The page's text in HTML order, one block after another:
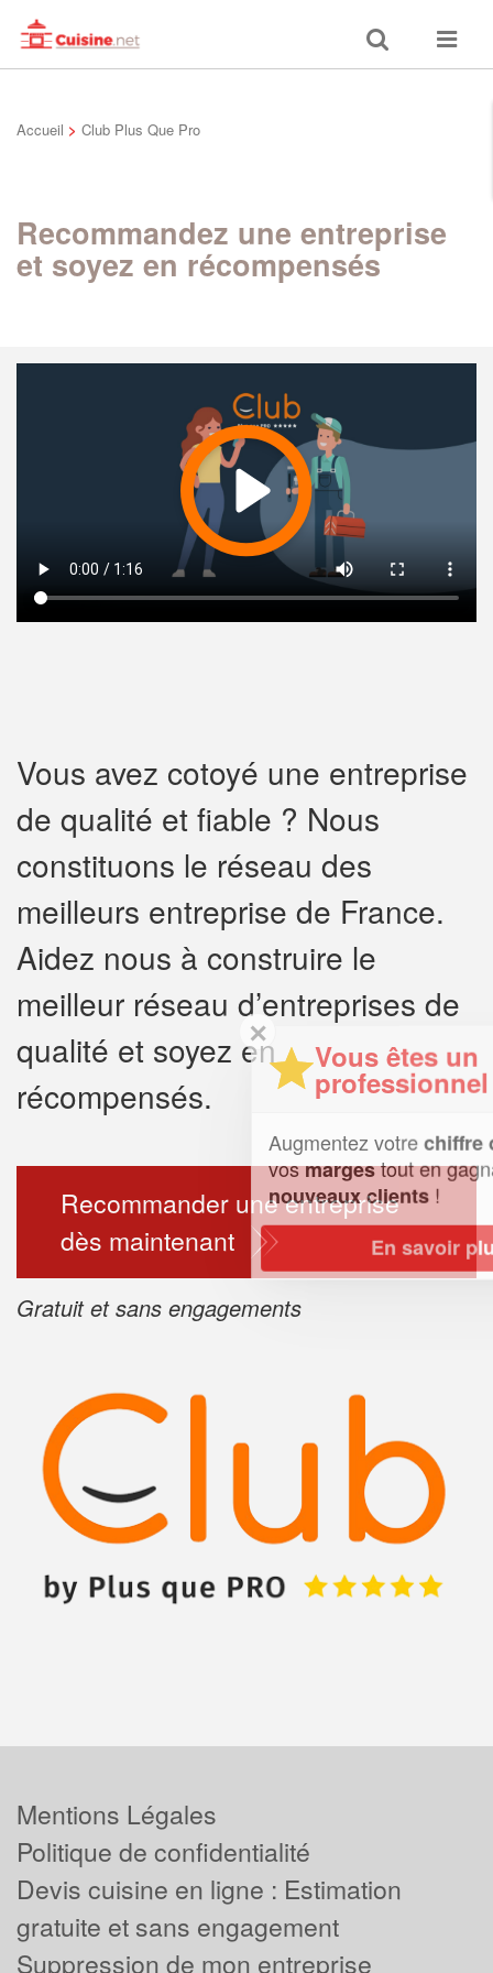
Toggle
search
Toggle
Accueil > Club Plus Que Pro
Recommandez une entreprise
et soyez en récompensés
Vous avez cotoyé une entreprise
de qualité et fiable ? Nous
constituons le réseau des
meilleurs entreprise de France.
Aidez nous à construire le
meilleur réseau d’entreprises de
qualité et soyez en
récompensés.
Recommander une entreprise
dès maintenant
Gratuit et sans engagements
Vous êtes un
professionnel ?
Augmentez votrechiffre d'affaireset
vosmargestout en gagnant de
nouveaux clients!
En savoir plus
Mentions Légales
Politique de confidentialité
Devis cuisine en ligne : Estimation
gratuite et sans engagement
Suppression de mon entreprise